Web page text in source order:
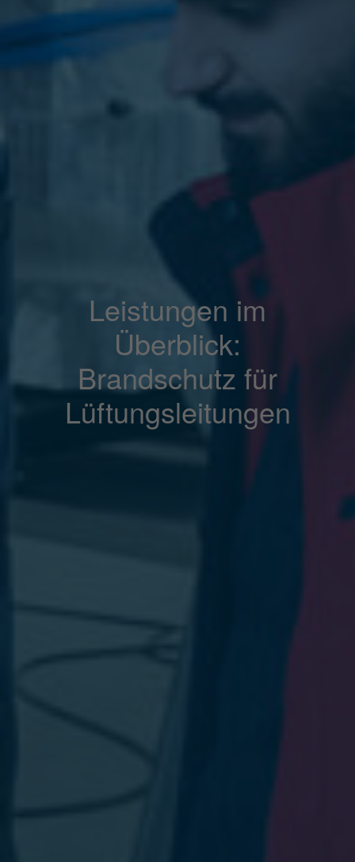
Leistungen im
Überblick:
Brandschutz für
Lüftungsleitungen